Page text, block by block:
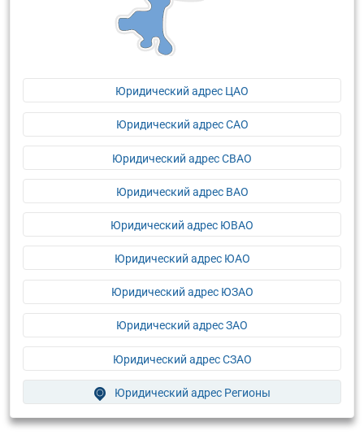
Юридический адрес ЦАО
Юридический адрес САО
Юридический адрес СВАО
Юридический адрес ВАО
Юридический адрес ЮВАО
Юридический адрес ЮАО
Юридический адрес ЮЗАО
Юридический адрес ЗАО
Юридический адрес СЗАО
Юридический адрес Регионы